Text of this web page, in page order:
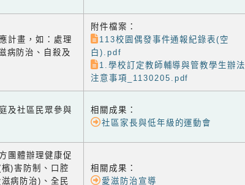
計畫，如：處理
病防治、自殺及
附件檔案：
113校園偶發事件通報紀錄表(空
白).pdf
1.學校訂定教師輔導與管教學生辦法
注意事項_1130205.pdf
及社區民眾參與
相關成果：
社區家長與低年級的運動會
團體辦理健康促
)害防制、口腔
病防治)、全民
相關成果：
愛滋防治宣導